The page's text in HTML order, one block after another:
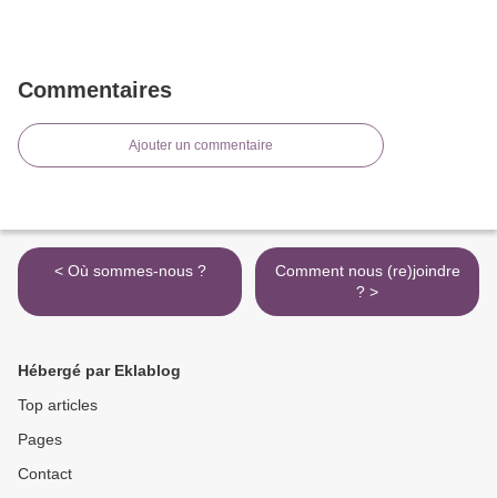
Commentaires
Ajouter un commentaire
< Où sommes-nous ?
Comment nous (re)joindre
? >
Hébergé par Eklablog
Top articles
Pages
Contact